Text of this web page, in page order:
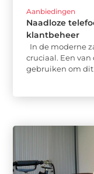
Aanbiedingen
Naadloze
klantbeheer
In de moderne
cruciaal. Een
gebruiken om dit